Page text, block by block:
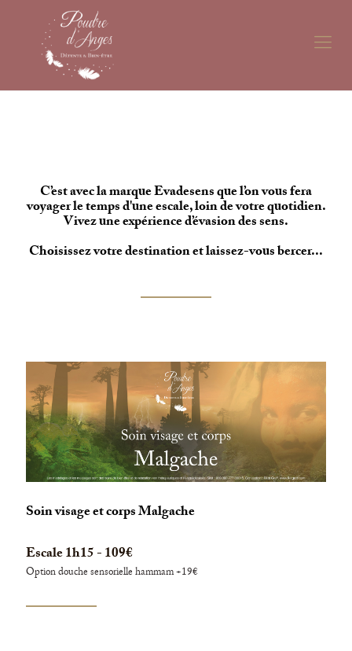
C’est avec la marque Evadesens que l’on vous fera
voyager le temps d'une escale, loin de votre quotidien.
Vivez une expérience d’évasion des sens.
Choisissez votre destination et laissez-vous bercer...
Soin visage et corps Malgache
Escale 1h15 - 109€
Option douche sensorielle hammam +19€